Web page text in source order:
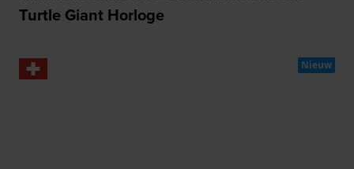
Turtle Giant Horloge
Nieuw